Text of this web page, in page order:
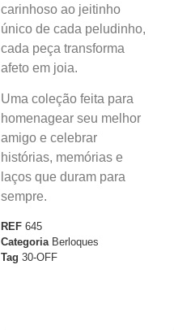
carinhoso ao jeitinho
único de cada peludinho,
cada peça transforma
afeto em joia.
Uma coleção feita para
homenagear seu melhor
amigo e celebrar
histórias, memórias e
laços que duram para
sempre.
REF 645
Categoria Berloques
Tag 30-OFF